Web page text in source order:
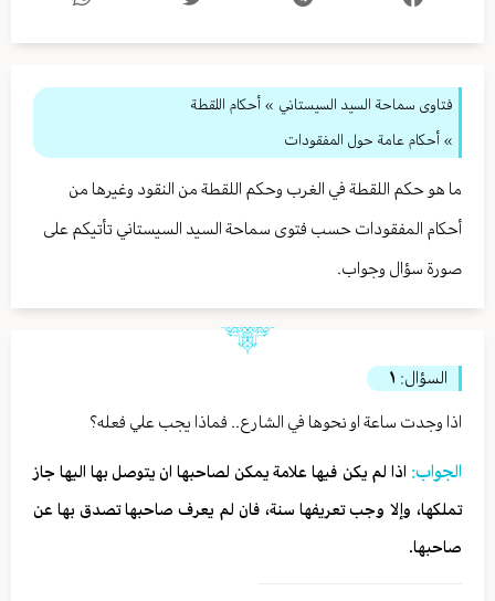
فتاوى سماحة السيد السيستاني » أحكام اللقطة
» أحكام عامة حول المفقودات
ما هو حكم اللقطة في الغرب وحكم اللقطة من النقود وغيرها من
أحكام المفقودات حسب فتوى سماحة السيد السيستاني تأتيكم على
صورة سؤال وجواب.
السؤال: ١
اذا وجدت ساعة او نحوها في الشارع.. فماذا يجب علي فعله؟
الجواب: اذا لم يكن فيها علامة يمكن لصاحبها ان يتوصل بها اليها جاز
تملكها، وإلا وجب تعريفها سنة، فان لم يعرف صاحبها تصدق بها عن
صاحبها.